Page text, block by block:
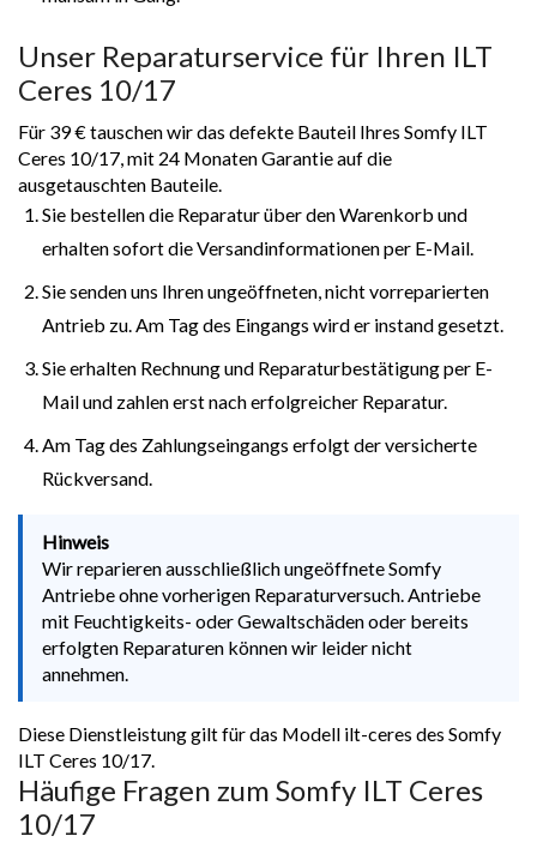
Unser Reparaturservice für Ihren ILT
Ceres 10/17
Für 39 € tauschen wir das defekte Bauteil Ihres Somfy ILT
Ceres 10/17, mit 24 Monaten Garantie auf die
ausgetauschten Bauteile.
Sie bestellen die Reparatur über den Warenkorb und
erhalten sofort die Versandinformationen per E-Mail.
Sie senden uns Ihren ungeöffneten, nicht vorreparierten
Antrieb zu. Am Tag des Eingangs wird er instand gesetzt.
Sie erhalten Rechnung und Reparaturbestätigung per E-
Mail und zahlen erst nach erfolgreicher Reparatur.
Am Tag des Zahlungseingangs erfolgt der versicherte
Rückversand.
Hinweis
Wir reparieren ausschließlich ungeöffnete Somfy
Antriebe ohne vorherigen Reparaturversuch. Antriebe
mit Feuchtigkeits- oder Gewaltschäden oder bereits
erfolgten Reparaturen können wir leider nicht
annehmen.
Diese Dienstleistung gilt für das Modell ilt-ceres des Somfy
ILT Ceres 10/17.
Häufige Fragen zum Somfy ILT Ceres
10/17